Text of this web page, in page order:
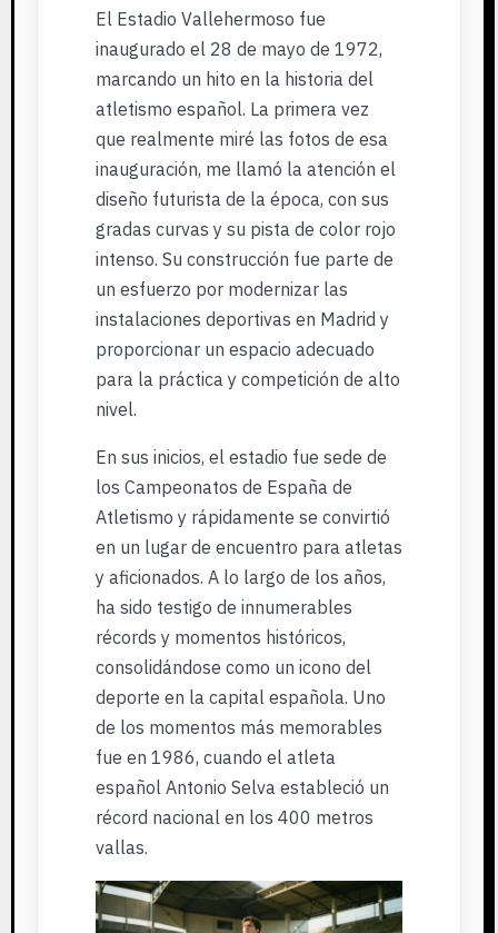
El Estadio Vallehermoso fue
inaugurado el 28 de mayo de 1972,
marcando un hito en la historia del
atletismo español. La primera vez
que realmente miré las fotos de esa
inauguración, me llamó la atención el
diseño futurista de la época, con sus
gradas curvas y su pista de color rojo
intenso. Su construcción fue parte de
un esfuerzo por modernizar las
instalaciones deportivas en Madrid y
proporcionar un espacio adecuado
para la práctica y competición de alto
nivel.
En sus inicios, el estadio fue sede de
los Campeonatos de España de
Atletismo y rápidamente se convirtió
en un lugar de encuentro para atletas
y aficionados. A lo largo de los años,
ha sido testigo de innumerables
récords y momentos históricos,
consolidándose como un icono del
deporte en la capital española. Uno
de los momentos más memorables
fue en 1986, cuando el atleta
español Antonio Selva estableció un
récord nacional en los 400 metros
vallas.